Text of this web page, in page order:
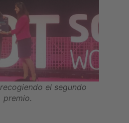
recogiendo el segundo
premio.